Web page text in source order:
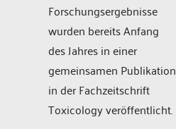
Forschungsergebnisse
wurden bereits Anfang
des Jahres in einer
gemeinsamen Publikation
in der Fachzeitschrift
Toxicology veröffentlicht.